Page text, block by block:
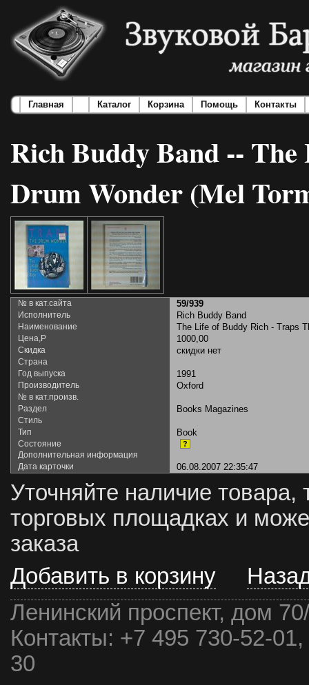
Главная Каталог Корзина Помощь Контакты
Rich Buddy Band --
Drum Wonder (Mel
№ в кат.сайта 59/939
Исполнитель Rich Buddy Band
Наименование The Life of Buddy Rich - Traps
Цена,Р 1000,00
Скидка скидки нет
Страна
Год выпуска
1991
Производитель Oxford
№ в кат.произв.
Раздел
Books Magazines
Стиль
Тип
Book
Состояние ?
Дополнительная информация
Дата карточки
06.08.2007 22:35:47
Уточняйте наличие товара,
торговых площадках и
заказа
Добавить в корзину
Ленинский проспект, дом
Контакты: +7 495 730-52-
30